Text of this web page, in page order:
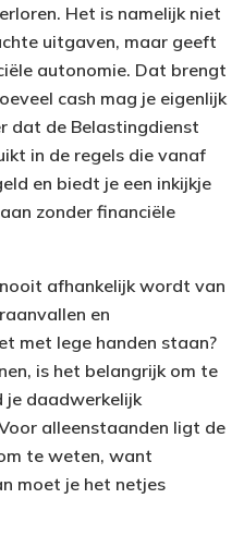
Het is namelijk niet
uitgaven, maar geeft
autonomie. Dat brengt
cash mag je eigenlijk
dat de Belastingdienst
in de regels die vanaf
en biedt je een inkijkje
zonder financiële
afhankelijk wordt van
en
met lege handen staan?
is het belangrijk om te
je daadwerkelijk
alleenstaanden ligt de
te weten, want
moet je het netjes